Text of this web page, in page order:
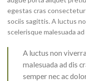
egestas cras
sociis sagittis. A luctus
scelerisque malesuada ad
A luctus non
malesuada ad dis
semper nec ac